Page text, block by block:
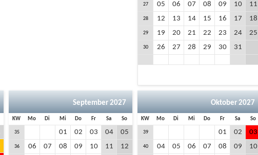
27 05 06 07 08 09 10 11
28 12 13 14 15 16 17 18
29 19 20 21 22 23 24 25
30 26 27 28 29 30 31
September 2027
KW Mo Di Mi Do Fr Sa So
35 01 02 03 04 05
36 06 07 08 09 10 11 12
Oktober 2027
KW Mo Di Mi Do Fr Sa So
39 01 02 03
40 04 05 06 07 08 09 10